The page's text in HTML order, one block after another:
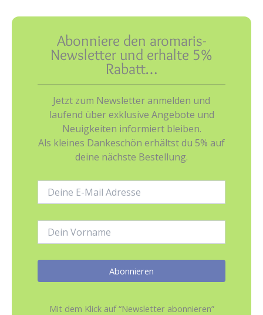
Abonniere den aromaris-
Newsletter und erhalte 5%
Rabatt…
Jetzt zum Newsletter anmelden und
laufend über exklusive Angebote und
Neuigkeiten informiert bleiben.
Als kleines Dankeschön erhältst du 5% auf
deine nächste Bestellung.
Mail-
Mit dem Klick auf “Newsletter abonnieren”